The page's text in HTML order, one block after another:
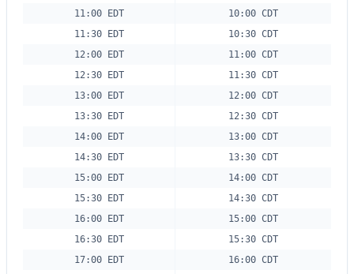
11:00 EDT
10:00 CDT
11:30 EDT
10:30 CDT
12:00 EDT
11:00 CDT
12:30 EDT
11:30 CDT
13:00 EDT
12:00 CDT
13:30 EDT
12:30 CDT
14:00 EDT
13:00 CDT
14:30 EDT
13:30 CDT
15:00 EDT
14:00 CDT
15:30 EDT
14:30 CDT
16:00 EDT
15:00 CDT
16:30 EDT
15:30 CDT
17:00 EDT
16:00 CDT